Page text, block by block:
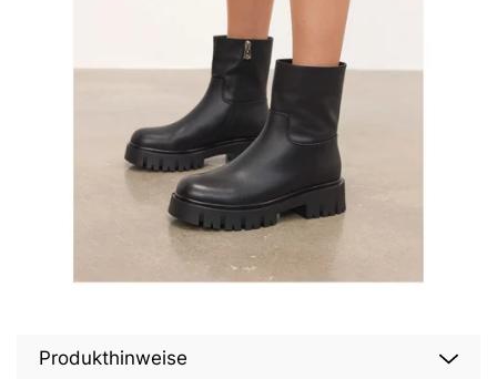
Produkthinweise